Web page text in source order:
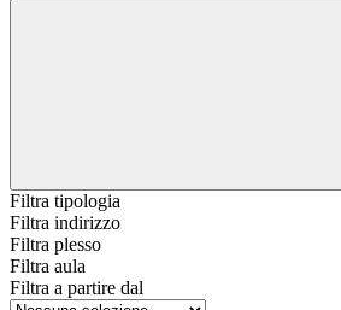
Filtra tipologia
Filtra indirizzo
Filtra plesso
Filtra aula
Filtra a partire dal